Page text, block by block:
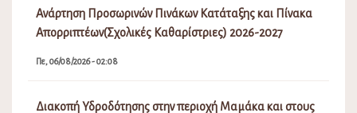
Ανάρτηση Προσωρινών Πινάκων Κατάταξης και Πίνακα
Απορριπτέων(Σχολικές Καθαρίστριες) 2026-2027
Πε, 06/08/2026 - 02:08
Διακοπή Υδροδότησης στην περιοχή Μαμάκα και στους